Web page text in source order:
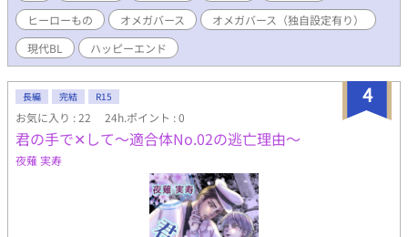
救い、そして今は行方不明となっているヒーロー——黎明。 湊は
彼に、どうしようもなく恋をしていた。 そんな中、地方で確認さ
れた違法パワードスーツの映像に映っていたのは、かつての黎明
と同じ目の男だった。 「——会いたい」 その一心で、湊はすべて
ヒーローもの
オメガバース
オメガバース（独自設定有り）
現代BL
ハッピーエンド
4
長編 完結 R15
お気に入り : 22 24h.ポイント : 0
君の手で‪‪✕‬して～適合体No.02の逃亡理由～
夜薙 実寿